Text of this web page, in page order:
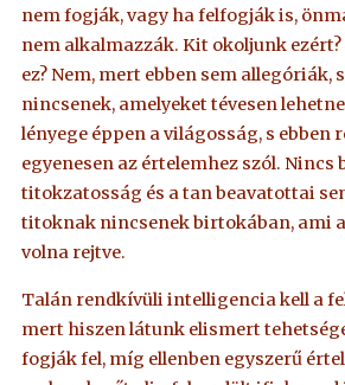
nem fogják, vagy ha felfogják is,
nem alkalmazzák. Kit okoljunk
ez? Nem, mert ebben sem allegóriák,
nincsenek, amelyeket tévesen
lényege éppen a világosság, s ebben
egyenesen az értelemhez szól. Nincs
titokzatosság és a tan beavatottai
titoknak nincsenek birtokában, ami a
volna rejtve.
Talán rendkívüli intelligencia kell a
mert hiszen látunk elismert
fogják fel, míg ellenben egyszerű